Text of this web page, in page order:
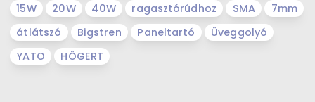
15W
20W 40W ragasztórúdhoz SMA
7mm
átlátszó
Bigstren Paneltartó
Üveggolyó
YATO
HÖGERT